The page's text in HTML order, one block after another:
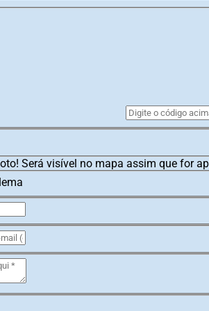
Será visível no mapa assim que for